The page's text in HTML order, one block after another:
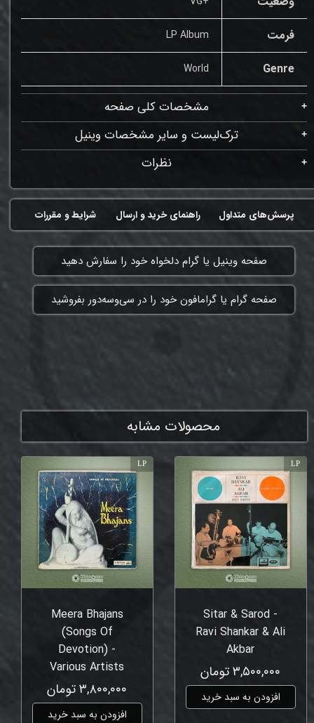
فرمت LP Album
Genre
World
مشخصات کلی صفحه
ترک‌لیست و سایر مشخصات وینیل
نظرات
شرایط و مقررات راهنمای خرید و ارسال پرسش‌های متداول
​صفحه وینیل یا گرام دلخواه خود را سفارش دهید
​صفحه گرام یا گرامافون خود را در سی‌وسه‌دور بفروشید
محصولات مشابه
Sitar & Sarod -
Ravi Shankar & Ali
Akbar
۳,۵۰۰,۰۰۰ تومان
افزودن به سبد خرید
LP
Meera Bhajans
(Songs Of
Devotion) -
Various Artists
۳,۸۰۰,۰۰۰ تومان
افزودن به سبد خرید
LP